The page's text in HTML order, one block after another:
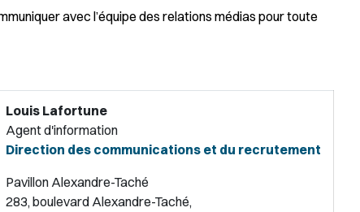
avec l’équipe des relations médias pour toute
Louis Lafortune
Agent d'information
Direction des communications et du recrutement
Pavillon Alexandre-Taché
283, boulevard Alexandre-Taché,